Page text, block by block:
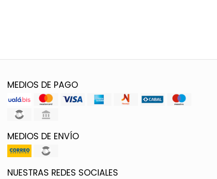
MEDIOS DE PAGO
MEDIOS DE ENVÍO
NUESTRAS REDES SOCIALES